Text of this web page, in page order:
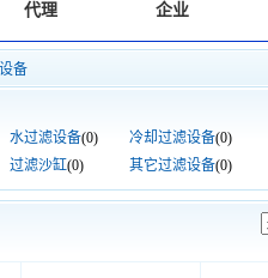
代理 企业
备
水过滤设备(0) 冷却过滤设备(0)
过滤沙缸(0) 其它过滤设备(0)